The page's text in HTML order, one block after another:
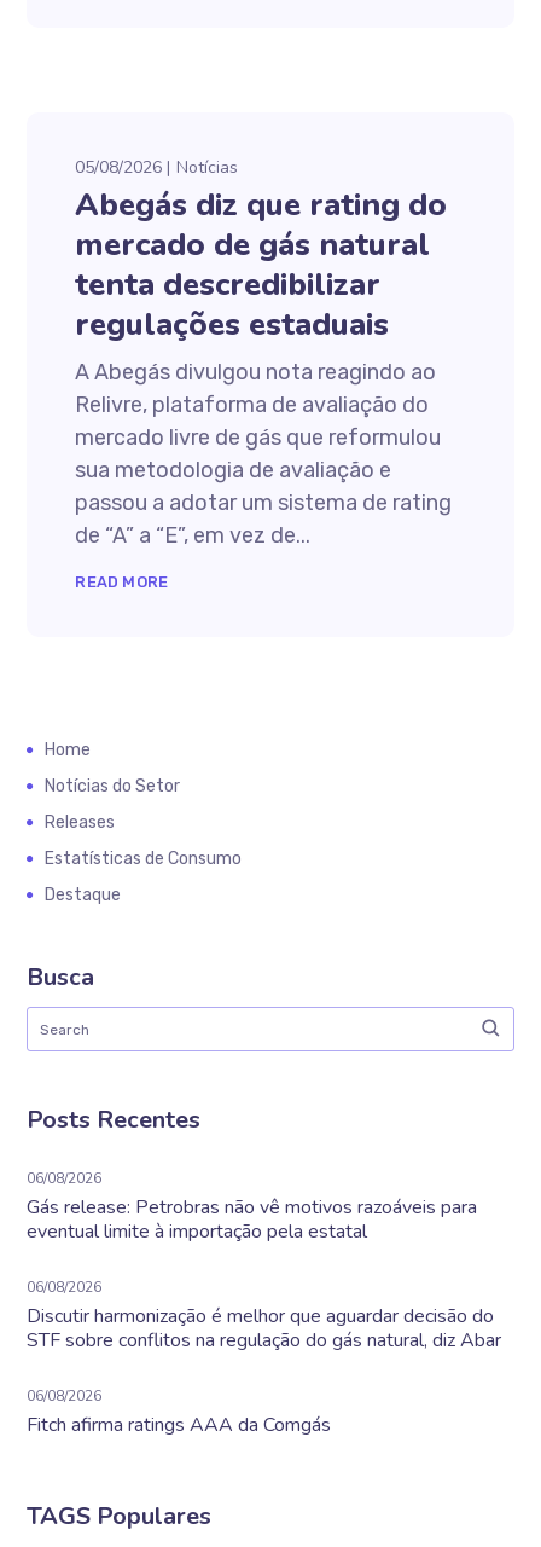
05/08/2026 Notícias
Abegás diz que rating do
mercado de gás natural
tenta descredibilizar
regulações estaduais
A Abegás divulgou nota reagindo ao
Relivre, plataforma de avaliação do
mercado livre de gás que reformulou
sua metodologia de avaliação e
passou a adotar um sistema de rating
de “A” a “E”, em vez de...
READ MORE
Home
Notícias do Setor
Releases
Estatísticas de Consumo
Destaque
Busca
Posts Recentes
06/08/2026
Gás release: Petrobras não vê motivos razoáveis para
eventual limite à importação pela estatal
06/08/2026
Discutir harmonização é melhor que aguardar decisão do
STF sobre conflitos na regulação do gás natural, diz Abar
06/08/2026
Fitch afirma ratings AAA da Comgás
TAGS Populares